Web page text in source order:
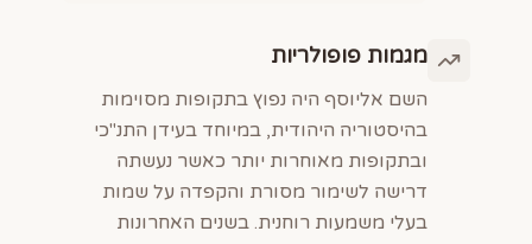
מגמות פופולריות
השם אליוסף היה נפוץ בתקופות מסוימות
בהיסטוריה היהודית, במיוחד בעידן התנ"כי
ובתקופות מאוחרות יותר כאשר נעשתה
דרישה לשימור מסורת והקפדה על שמות
בעלי משמעות רוחנית. בשנים האחרונות